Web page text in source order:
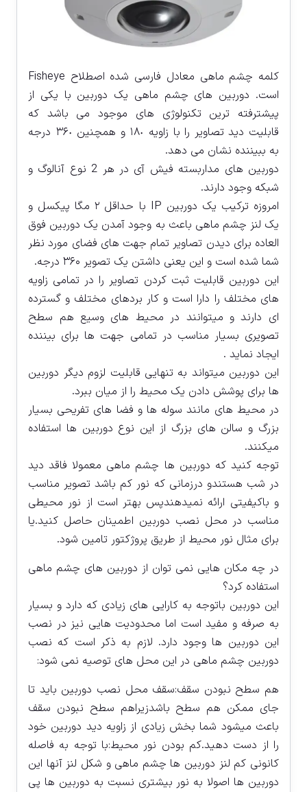
کلمه چشم ماهی معادل فارسی شده اصطلاح Fisheye
است. دوربین های چشم ماهی یک دوربین با یکی از
پیشترفته ترین تکنولوژی های موجود می باشد که
قابلیت دید تصاویر را با زاویه ١٨٠ و همچنین ٣۶٠ درجه
به ببیننده نشان می دهد.
دوربین های مداربسته فیش آی در هر 2 نوع آنالوگ و
شبکه وجود دارند.
امروزه ترکیب یک دوربین IP با حداقل ۲ مگا پیکسل و
یک لنز چشم ماهی باعث به وجود آمدن یک دوربین فوق
العاده برای دیدن تصاویر تمام جهت های فضای مورد نظر
شما شده است و این یعنی داشتن یک تصویر ۳۶۰ درجه.
این دوربین قابلیت ثبت کردن تصاویر را در تمامی زاویه
های مختلف را دارا است و کار بردهای مختلف و گسترده
ای دارند و میتوانند در محیط های وسیع هم سطح
تصویری بسیار مناسب در تمامی جهت ها برای بیننده
ایجاد نماید .
این دوربین میتواند به تنهایی قابلیت لزوم دیگر دوربین
ها برای پوشش دادن یک محیط را از میان ببرد.
در محیط های مانند سوله ها و فضا های تفریحی بسیار
بزرگ و سالن های بزرگ از این نوع دوربین ها استفاده
میکنند.
توجه کنید که دوربین ها چشم ماهی معمولا فاقد دید
در شب هستندو درزمانی که نور کم باشد تصویر مناسب
و باکیفیتی ارائه نمیدهندپس بهتر است از نور محیطی
مناسب در محل نصب دوربین اطمینان حاصل کنید.یا
برای مثال نور محیط از طریق پروژکتور تامین شود.
در چه مکان هایی نمی توان از دوربین های چشم ماهی
استفاده کرد؟
این دوربین باتوجه به کارایی های زیادی که دارد و بسیار
به صرفه و مفید است اما محدودیت هایی نیز در نصب
این دوربین ها وجود دارد. لازم به ذکر است که نصب
دوربین چشم ماهی در این محل های توصیه نمی شود:
هم سطح نبودن سقف:سقف محل نصب دوربین باید تا
جای ممکن هم سطح باشدزیراهم سطح نبودن سقف
باعث میشود شما بخش زیادی از زاویه دید دوربین خود
را از دست دهید.کم بودن نور محیط:با توجه به فاصله
کانونی کم لنز دوربین ها چشم ماهی و شکل لنز آنها این
دوربین ها اصولا به نور بیشتری نسبت به دوربین ها پی